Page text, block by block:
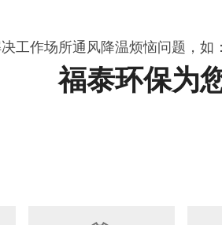
工作场所通风降温烦恼问题，
福泰环保为